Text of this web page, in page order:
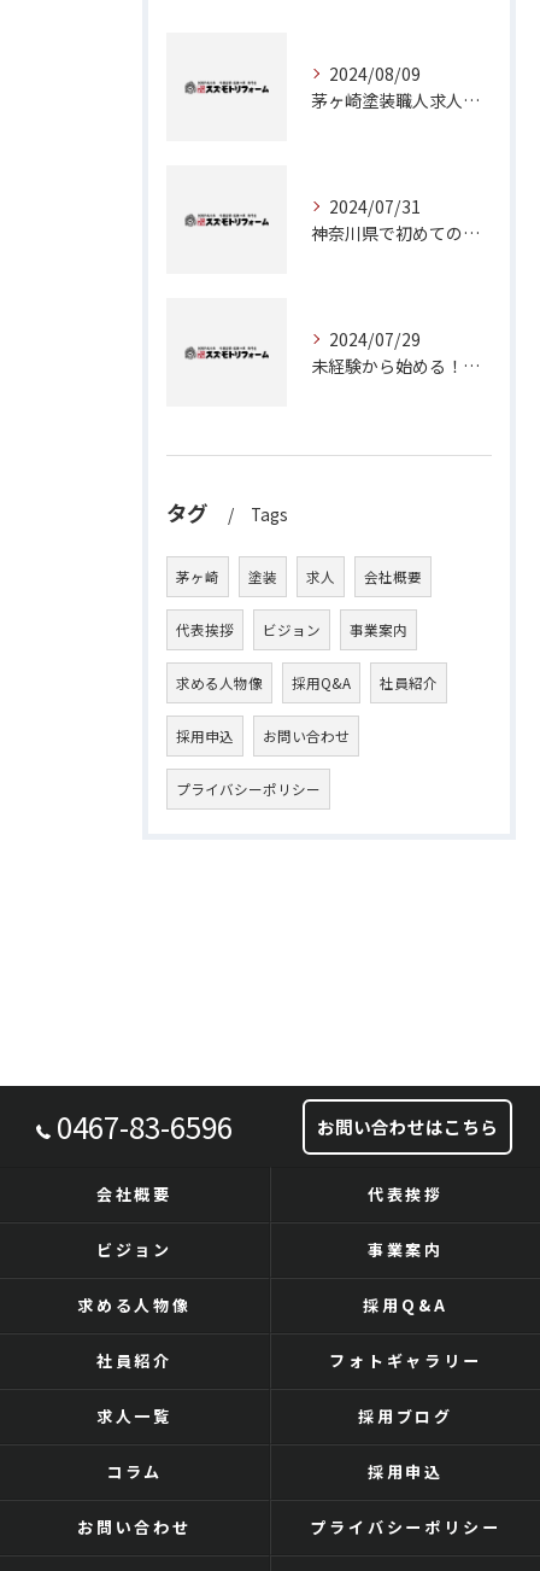
2024/08/09
茅ヶ崎塗装職人求人：神奈川県で理想のキャリアを築くチャンス
2024/07/31
神奈川県で初めての外壁塗装に挑戦！成功のためのステップガイド
2024/07/29
未経験から始める！茅ヶ崎で塗装職人としてのキャリアアップ
タグ Tags
茅ヶ崎 塗装 求人 会社概要
代表挨拶 ビジョン 事業案内
求める人物像 採用Q&A 社員紹介
採用申込 お問い合わせ
プライバシーポリシー
0467-83-6596 お問い合わせはこちら
会社概要 代表挨拶
ビジョン 事業案内
求める人物像 採用Q&A
社員紹介 フォトギャラリー
求人一覧 採用ブログ
コラム 採用申込
お問い合わせ プライバシーポリシー